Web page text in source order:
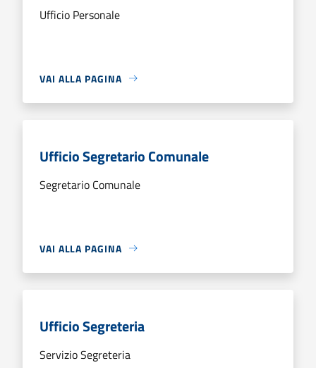
Ufficio Personale
VAI ALLA PAGINA
Ufficio Segretario Comunale
Segretario Comunale
VAI ALLA PAGINA
Ufficio Segreteria
Servizio Segreteria